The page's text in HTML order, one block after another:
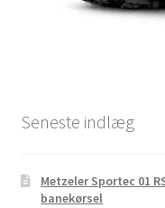
Seneste indlæg
Metzeler Sportec 01
banekørsel